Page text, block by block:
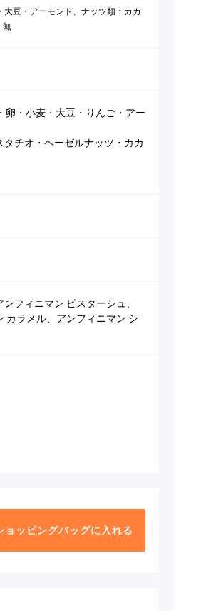
豆・アーモンド、ナッツ類：カカ
無
・小麦・大豆・りんご・アー
チオ・ヘーゼルナッツ・カカ
フィニマン ピスターシュ、
カラメル、アンフィニマン シ
ョッピングバッグに入れる